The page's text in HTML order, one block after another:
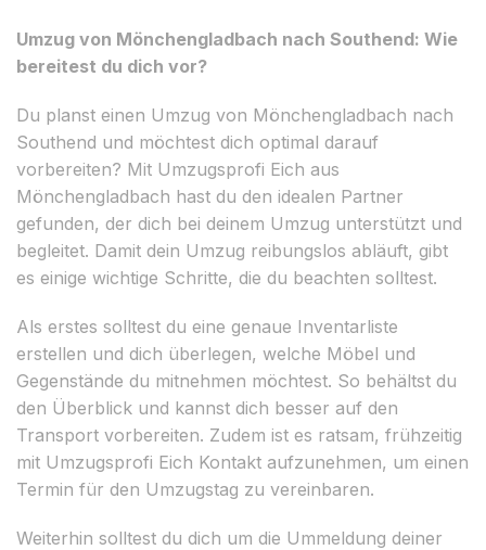
Umzug von Mönchengladbach nach Southend: Wie
bereitest du dich vor?
Du planst einen Umzug von Mönchengladbach nach
Southend und möchtest dich optimal darauf
vorbereiten? Mit Umzugsprofi Eich aus
Mönchengladbach hast du den idealen Partner
gefunden, der dich bei deinem Umzug unterstützt und
begleitet. Damit dein Umzug reibungslos abläuft, gibt
es einige wichtige Schritte, die du beachten solltest.
Als erstes solltest du eine genaue Inventarliste
erstellen und dich überlegen, welche Möbel und
Gegenstände du mitnehmen möchtest. So behältst du
den Überblick und kannst dich besser auf den
Transport vorbereiten. Zudem ist es ratsam, frühzeitig
mit Umzugsprofi Eich Kontakt aufzunehmen, um einen
Termin für den Umzugstag zu vereinbaren.
Weiterhin solltest du dich um die Ummeldung deiner